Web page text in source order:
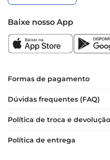
Baixe nosso App
Formas de pagamento
Dúvidas frequentes (FAQ)
Política de troca e devolução
Política de entrega